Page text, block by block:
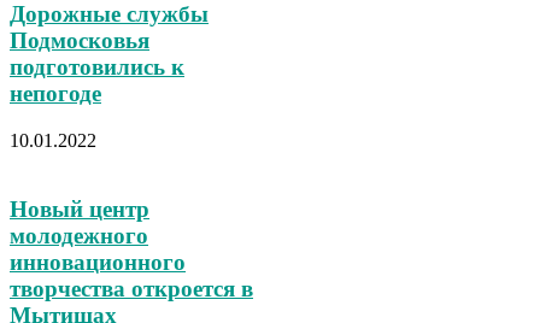
Дорожные службы
Подмосковья
подготовились к
непогоде
10.01.2022
Новый центр
молодежного
инновационного
творчества откроется в
Мытищах